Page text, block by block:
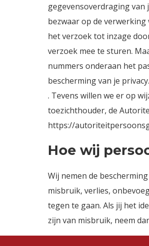
gegevensoverdraging
bezwaar op de
het verzoek tot inzage
verzoek mee te sturen.
nummers onderaan het
bescherming van je
. Tevens willen we er op
toezichthouder, de
https://
Hoe wij
Wij nemen de
misbruik, verlies,
tegen te gaan. Als jij het
zijn van misbruik, neem